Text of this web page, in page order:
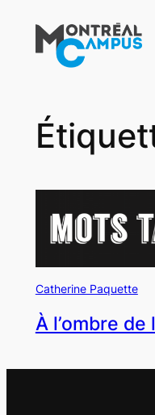
contenu
Catherine Paquette
À l’ombre de